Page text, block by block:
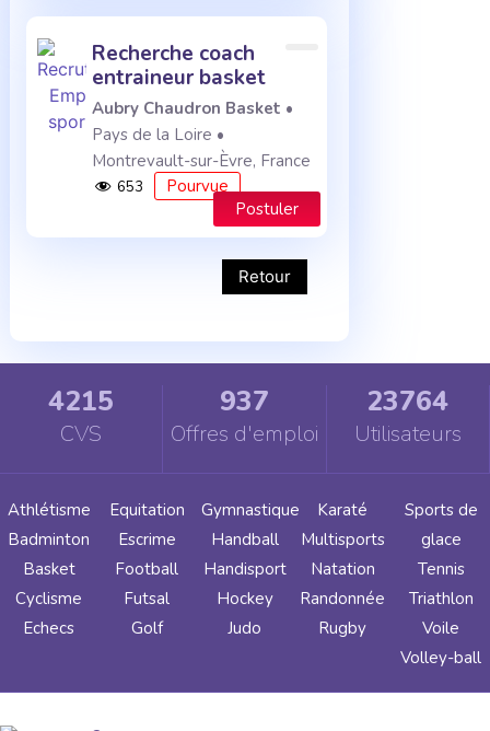
recherche coach
entraineur basket
Aubry Chaudron Basket •
Pays de la Loire •
Montrevault-sur-Èvre, France
653
Pourvue
Postuler
Retour
4215
CVS
937
Offres d'emploi
23764
Utilisateurs
Athlétisme
Badminton
Basket
Cyclisme
Echecs
Equitation
Escrime
Football
Futsal
Golf
Gymnastique
Handball
Handisport
Hockey
Judo
Karaté
Multisports
Natation
Randonnée
Rugby
Sports de
glace
Tennis
Triathlon
Voile
Volley-ball